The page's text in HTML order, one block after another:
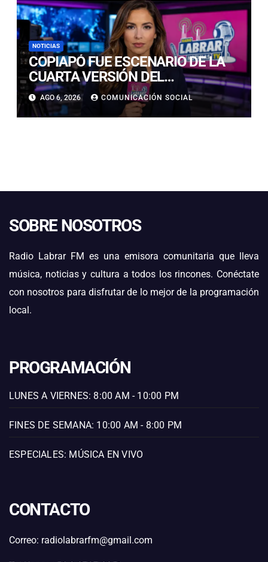
NOTICIAS
COPIAPÓ FUE ESCENARIO DE LA
CUARTA VERSIÓN DEL
CAMPEONATO REGIONAL DE
BANDAS DE GUERRA
ESTUDIANTILES
AGO 6, 2026 COMUNICACIÓN SOCIAL
SOBRE NOSOTROS
Radio Labrar FM es una emisora comunitaria que lleva
música, noticias y cultura a todos los rincones. Conéctate
con nosotros para disfrutar de lo mejor de la programación
local.
PROGRAMACIÓN
LUNES A VIERNES: 8:00 AM - 10:00 PM
FINES DE SEMANA: 10:00 AM - 8:00 PM
ESPECIALES: MÚSICA EN VIVO
CONTACTO
Correo: radiolabrarfm@gmail.com